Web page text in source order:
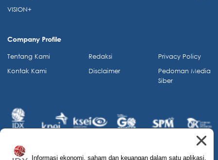
Informasi ekonomi, saham dan keuangan dalam satu aplikasi.
VISION+
Company Profile
Tentang Kami
Kontak Kami
Redaksi
Disclaimer
Privacy Policy
Pedoman Media
Siber